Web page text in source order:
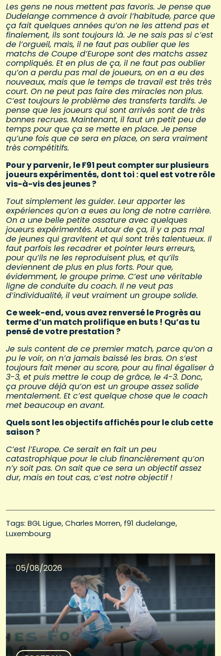
Les gens ne nous mettent pas favoris. Je pense que
Dudelange commence à avoir l’habitude, parce que
ça fait quelques années qu’on ne les attend pas et
finalement, ils sont toujours là. Je ne sais pas si c’est
de l’orgueil, mais, il ne faut pas oublier que les
matchs de Coupe d’Europe sont des matchs assez
compliqués. Et en plus de ça, il ne faut pas oublier
qu’on a perdu pas mal de joueurs, on en a eu des
nouveaux, mais que le temps de travail est très très
court. On ne peut pas faire des miracles non plus.
C’est toujours le problème des transferts tardifs. Je
pense que les joueurs qui sont arrivés sont de très
bonnes recrues. Maintenant, il faut un petit peu de
temps pour que ça se mette en place. Je pense
qu’une fois que ce sera en place, on sera vraiment
très compétitifs.
Pour y parvenir, le F91 peut compter sur plusieurs
joueurs expérimentés, dont toi : quel est votre rôle
vis-à-vis des jeunes ?
Tout simplement les guider. Leur apporter les
expériences qu’on a eues au long de notre carrière.
On a une belle petite ossature avec quelques
joueurs expérimentés. Autour de ça, il y a pas mal
de jeunes qui gravitent et qui sont très talentueux. Il
faut parfois les recadrer et pointer leurs erreurs,
pour qu’ils ne les reproduisent plus, et qu’ils
deviennent de plus en plus forts. Pour que,
évidemment, le groupe prime. C’est une véritable
ligne de conduite du coach. Il ne veut pas
d’individualité, il veut vraiment un groupe solide.
Ce week-end, vous avez renversé le Progrès au
terme d’un match prolifique en buts ! Qu’as tu
pensé de votre prestation ?
Je suis content de ce premier match, parce qu’on a
pu le voir, on n’a jamais baissé les bras. On s’est
toujours fait mener au score, pour au final égaliser à
3-3, et puis mettre le coup de grâce, le 4-3. Donc,
ça prouve déjà qu’on est un groupe assez solide
mentalement. Et c’est quelque chose que le coach
met beaucoup en avant.
Quels sont les objectifs affichés pour le club cette
saison ?
C’est l’Europe. Ce serait en fait un peu
catastrophique pour le club financièrement qu’on
n’y soit pas. On sait que ce sera un objectif assez
dur, mais en tout cas, c’est notre objectif !
Tags: BGL Ligue Charles Morren f91 dudelange
Luxembourg
05/08/2026